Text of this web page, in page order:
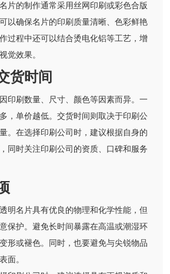
片的制作通常采用丝网印刷或彩色合版
以确保名片的印刷质量清晰、色彩鲜艳
过程中还可以结合烫电化铝等工艺，增
觉效果。
货时间
印刷数量、尺寸、颜色等因素而异。一
，单价越低。交货时间则取决于印刷公
。在选择印刷公司时，建议根据自身的
同时关注印刷公司的资质、口碑和服务
明名片具有优良的物理和化学性能，但
保护。避免长时间暴露在高温或潮湿环
形或褪色。同时，也要避免与尖锐物品
面。